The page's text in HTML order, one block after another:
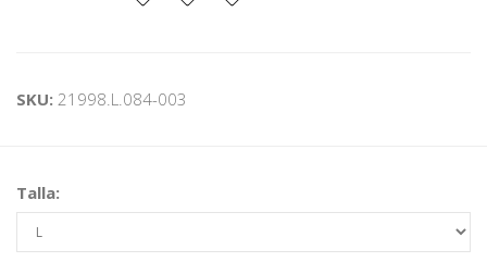
SKU: 21998.L.084-003
Talla: